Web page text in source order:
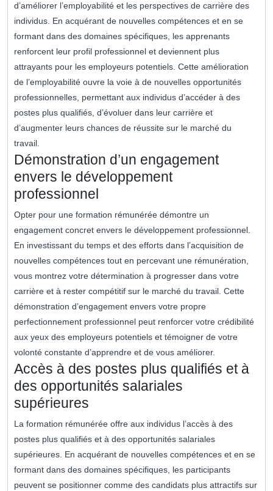
d’améliorer l’employabilité et les perspectives de carrière des
individus. En acquérant de nouvelles compétences et en se
formant dans des domaines spécifiques, les apprenants
renforcent leur profil professionnel et deviennent plus
attrayants pour les employeurs potentiels. Cette amélioration
de l’employabilité ouvre la voie à de nouvelles opportunités
professionnelles, permettant aux individus d’accéder à des
postes plus qualifiés, d’évoluer dans leur carrière et
d’augmenter leurs chances de réussite sur le marché du
travail.
Démonstration d’un engagement
envers le développement
professionnel
Opter pour une formation rémunérée démontre un
engagement concret envers le développement professionnel.
En investissant du temps et des efforts dans l’acquisition de
nouvelles compétences tout en percevant une rémunération,
vous montrez votre détermination à progresser dans votre
carrière et à rester compétitif sur le marché du travail. Cette
démonstration d’engagement envers votre propre
perfectionnement professionnel peut renforcer votre crédibilité
aux yeux des employeurs potentiels et témoigner de votre
volonté constante d’apprendre et de vous améliorer.
Accès à des postes plus qualifiés et à
des opportunités salariales
supérieures
La formation rémunérée offre aux individus l’accès à des
postes plus qualifiés et à des opportunités salariales
supérieures. En acquérant de nouvelles compétences et en se
formant dans des domaines spécifiques, les participants
peuvent se positionner comme des candidats plus attractifs sur